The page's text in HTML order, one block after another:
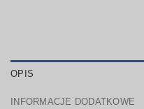
OPIS
INFORMACJE DODATKOWE